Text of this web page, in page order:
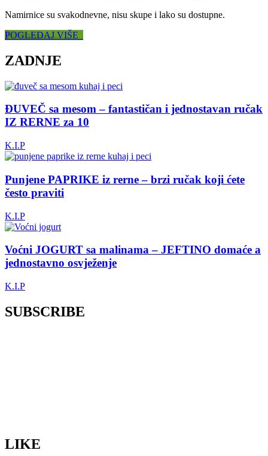
Namirnice su svakodnevne, nisu skupe i lako su dostupne.
POGLEDAJ VIŠE
ZADNJE
ĐUVEČ sa mesom – fantastičan i jednostavan ručak
IZ RERNE za 10
K.I.P
Punjene PAPRIKE iz rerne – brzi ručak koji ćete
često praviti
K.I.P
Voćni JOGURT sa malinama – JEFTINO domaće a
jednostavno osvježenje
K.I.P
SUBSCRIBE
LIKE